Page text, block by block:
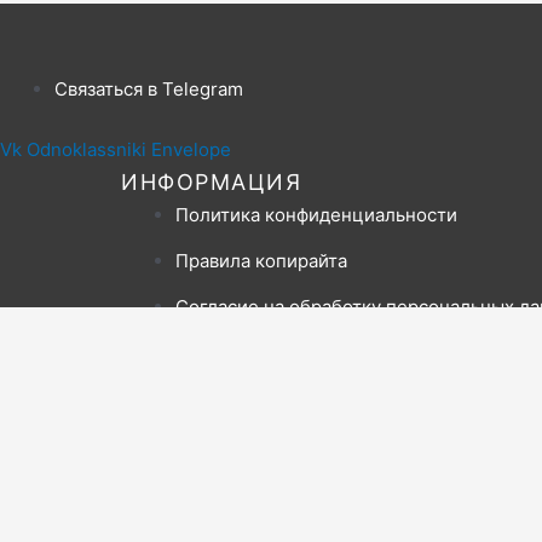
Связаться в Telegram
Vk Odnoklassniki Envelope
ИНФОРМАЦИЯ
Политика конфиденциальности
Правила копирайта
Согласие на обработку персональных